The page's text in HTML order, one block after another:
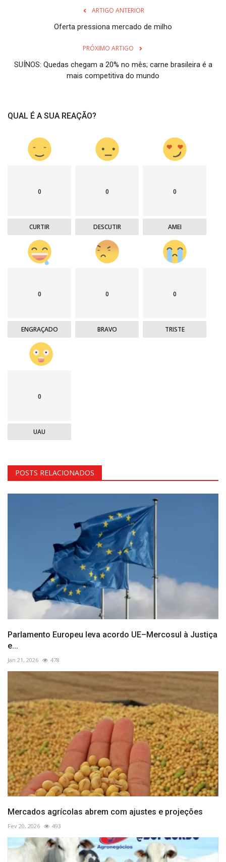
ARTIGO ANTERIOR
Oferta pressiona mercado de milho
PRÓXIMO ARTIGO
SUÍNOS: Quedas chegam a 20% no mês; carne brasileira é a
mais competitiva do mundo
QUAL É A SUA REAÇÃO?
0
CURTIR
0
DESCUTIR
0
AMEI
0
ENGRAÇADO
0
BRAVO
0
TRISTE
0
UAU
POSTS RELACIONADOS
Parlamento Europeu leva acordo UE–Mercosul à Justiça
e...
Jan 21, 2026 478
Mercados agrícolas abrem com ajustes e projeções
Fev 20, 2026 493